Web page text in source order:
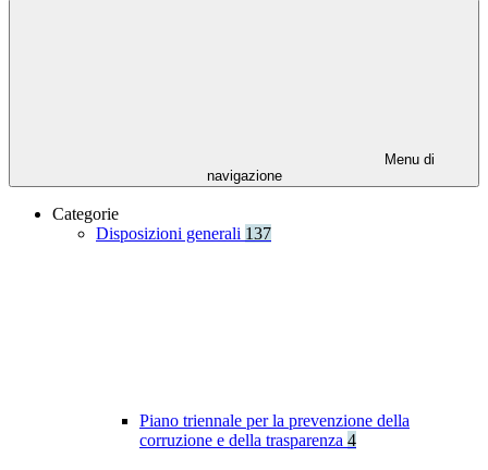
Menu di
navigazione
Categorie
Disposizioni generali 137
Piano triennale per la prevenzione della
corruzione e della trasparenza 4